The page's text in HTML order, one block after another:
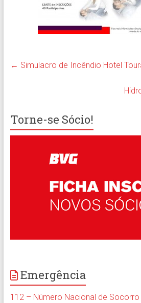
← Simulacro de Incêndio Hotel
Torne-se Sócio!
Emergência
112 – Número Nacional de